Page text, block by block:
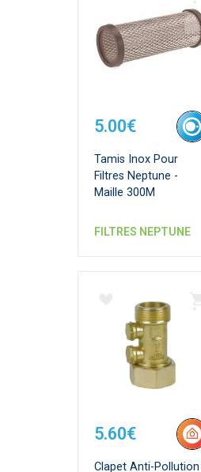
5.00€
Tamis Inox Pour
Filtres Neptune -
Maille 300Μ
FILTRES NEPTUNE
5.60€
Clapet Anti-Pollution